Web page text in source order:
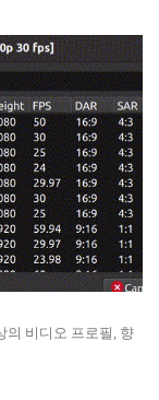
의 비디오 프로필, 향